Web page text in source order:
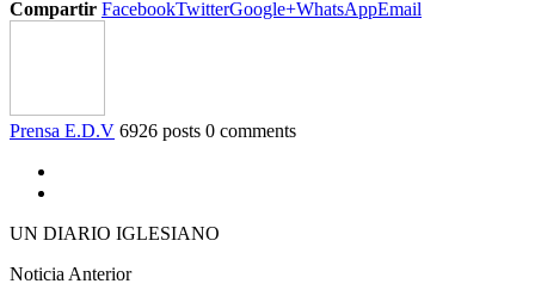
Compartir FacebookTwitterGoogle+WhatsAppEmail
Prensa E.D.V 6926 posts 0 comments
UN DIARIO IGLESIANO
Noticia Anterior